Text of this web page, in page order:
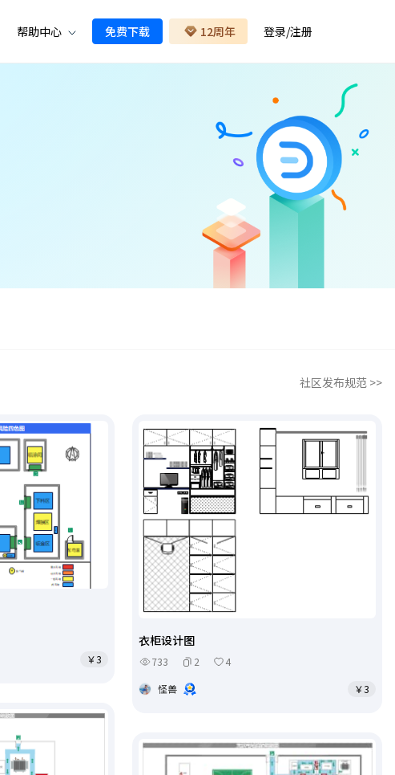
帮助中心 免费下载 12周年 登录/注册
社区发布规范 >>
￥3
衣柜设计图
733 2
4
怪兽
￥3